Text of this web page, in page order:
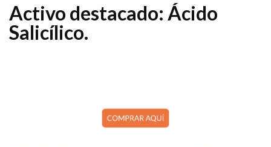
Activo destacado: Ácido
Salicílico.